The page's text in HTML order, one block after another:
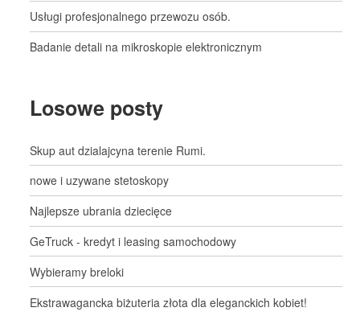
Usługi profesjonalnego przewozu osób.
Badanie detali na mikroskopie elektronicznym
Losowe posty
Skup aut dzialajcyna terenie Rumi.
nowe i uzywane stetoskopy
Najlepsze ubrania dziecięce
GeTruck - kredyt i leasing samochodowy
Wybieramy breloki
Ekstrawagancka biżuteria złota dla eleganckich kobiet!